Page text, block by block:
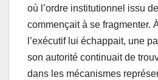
où l’ordre institutionnel issu
commençait à se fragmenter.
l’exécutif lui échappait, une
son autorité continuait de
dans les mécanismes